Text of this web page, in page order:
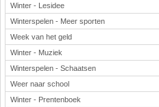
Winter - Lesidee
Winterspelen - Meer sporten
Week van het geld
Winter - Muziek
Winterspelen - Schaatsen
Weer naar school
Winter - Prentenboek